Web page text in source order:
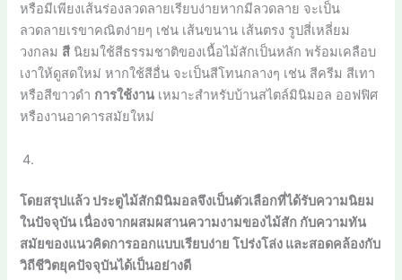
หรือมีเพียงเส้นร่องลวดลายเรียบง่ายหากมีลวดลาย จะเป็น
ลวดลายเรขาคณิตง่ายๆ เช่น เส้นขนาน เส้นตรง รูปสี่เหลี่ยม
วงกลม สี นิยมใช้สีธรรมชาติของเนื้อไม้สักเป็นหลัก พร้อมเคลือบ
เงาให้ดูสดใหม่ หากใช้สีอื่น จะเป็นสีโทนกลางๆ เช่น สีครีม สีเทา
หรือสีขาวดำ การใช้งาน เหมาะสำหรับบ้านสไตล์มินิมอล ออฟฟิศ
หรืองานอาคารสมัยใหม่
โดยสรุปแล้ว ประตูไม้สักมินิมอลจึงเป็นตัวเลือกที่ได้รับความนิยม
ในปัจจุบัน เนื่องจากผสมผสานความงามของไม้สัก กับความทัน
สมัยของแนวคิดการออกแบบเรียบง่าย โปร่งโล่ง และสอดคล้องกับ
วิถีชีวิตยุคปัจจุบันได้เป็นอย่างดี